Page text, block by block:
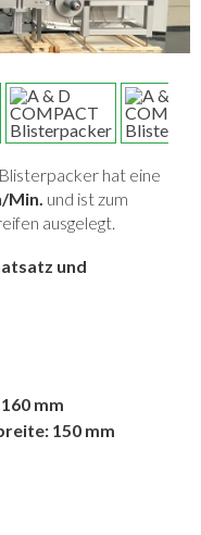
hat eine
Min. und ist zum
ausgelegt.
und
mm
150 mm